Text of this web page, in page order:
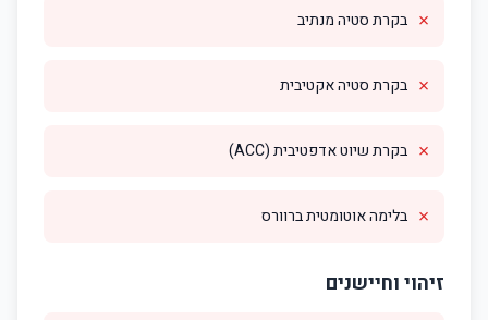
✗ בקרת סטיה מנתיב
✗ בקרת סטיה אקטיבית
✗ בקרת שיוט אדפטיבית (ACC)
✗ בלימה אוטומטית ברוורס
זיהוי וחיישנים